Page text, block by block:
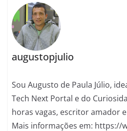
augustopjulio
Sou Augusto de Paula Júlio,
Tech Next Portal e do
horas vagas, escritor amador
Mais informações em: https://